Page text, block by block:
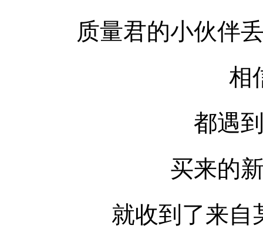
质量君的小伙伴
相
都遇
买来的
就收到了来自